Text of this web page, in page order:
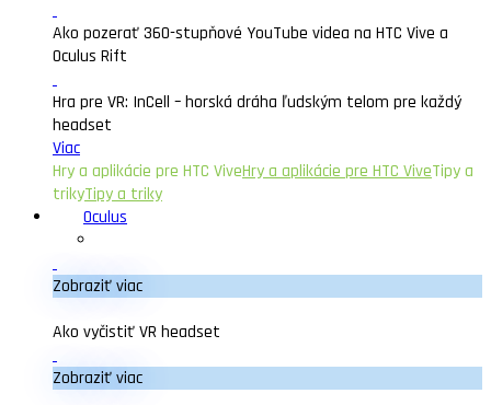
Ako pozerať 360-stupňové YouTube videa na HTC Vive a
Oculus Rift
Hra pre VR: InCell – horská dráha ľudským telom pre každý
headset
Viac
Hry a aplikácie pre HTC ViveHry a aplikácie pre HTC ViveTipy a
trikyTipy a triky
Oculus
Zobraziť viac
Ako vyčistiť VR headset
Zobraziť viac